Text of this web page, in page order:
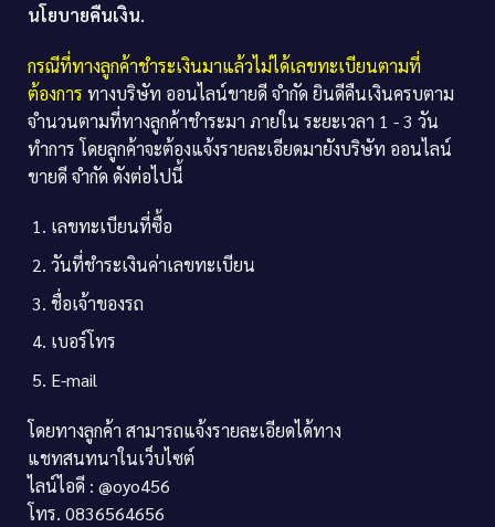
นโยบายคืนเงิน.
กรณีที่ทางลูกค้าชำระเงินมาแล้วไม่ได้เลขทะเบียนตามที่
ต้องการ ทางบริษัท ออนไลน์ขายดี จำกัด ยินดีคืนเงินครบตาม
จำนวนตามที่ทางลูกค้าชำระมา ภายใน ระยะเวลา 1 - 3 วัน
ทำการ โดยลูกค้าจะต้องแจ้งรายละเอียดมายังบริษัท ออนไลน์
ขายดี จำกัด ดังต่อไปนี้
เลขทะเบียนที่ซื้อ
วันที่ชำระเงินค่าเลขทะเบียน
ชื่อเจ้าของรถ
เบอร์โทร
E-mail
โดยทางลูกค้า สามารถแจ้งรายละเอียดได้ทาง
แชทสนทนาในเว็บไซต์
ไลน์ไอดี : @oyo456
โทร. 0836564656